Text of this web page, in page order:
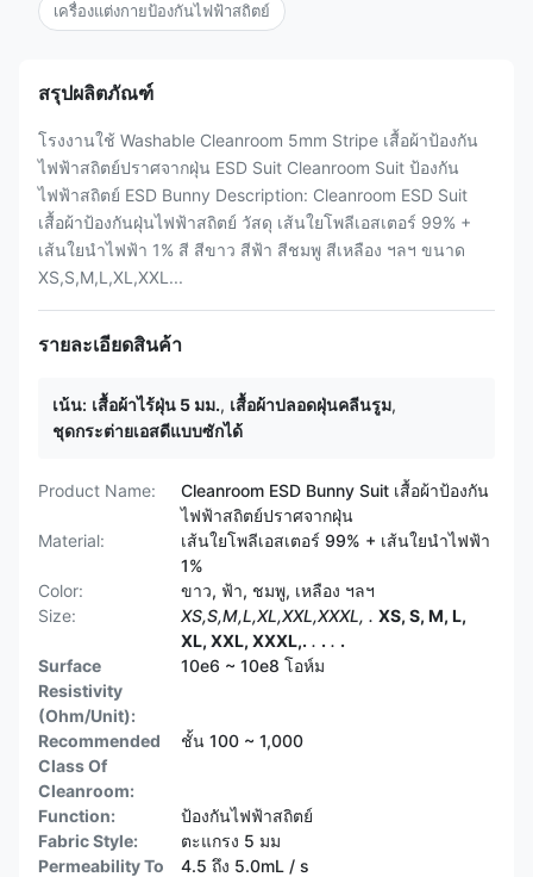
เครื่องแต่งกายป้องกันไฟฟ้าสถิตย์
สรุปผลิตภัณฑ์
โรงงานใช้ Washable Cleanroom 5mm Stripe เสื้อผ้าป้องกัน
ไฟฟ้าสถิตย์ปราศจากฝุ่น ESD Suit Cleanroom Suit ป้องกัน
ไฟฟ้าสถิตย์ ESD Bunny Description: Cleanroom ESD Suit
เสื้อผ้าป้องกันฝุ่นไฟฟ้าสถิตย์ วัสดุ เส้นใยโพลีเอสเตอร์ 99% +
เส้นใยนำไฟฟ้า 1% สี สีขาว สีฟ้า สีชมพู สีเหลือง ฯลฯ ขนาด
XS,S,M,L,XL,XXL...
รายละเอียดสินค้า
เน้น: เสื้อผ้าไร้ฝุ่น 5 มม., เสื้อผ้าปลอดฝุ่นคลีนรูม,
ชุดกระต่ายเอสดีแบบซักได้
Product Name:
Cleanroom ESD Bunny Suit เสื้อผ้าป้องกัน
ไฟฟ้าสถิตย์ปราศจากฝุ่น
Material:
เส้นใยโพลีเอสเตอร์ 99% + เส้นใยนำไฟฟ้า
1%
Color:
ขาว, ฟ้า, ชมพู, เหลือง ฯลฯ
Size:
XS,S,M,L,XL,XXL,XXXL, . XS, S, M, L,
XL, XXL, XXXL,. . . . .
Surface
Resistivity
(Ohm/Unit):
10e6 ~ 10e8 โอห์ม
Recommended
Class Of
Cleanroom:
ชั้น 100 ~ 1,000
Function:
ป้องกันไฟฟ้าสถิตย์
Fabric Style:
ตะแกรง 5 มม
Permeability To
4.5 ถึง 5.0mL / s